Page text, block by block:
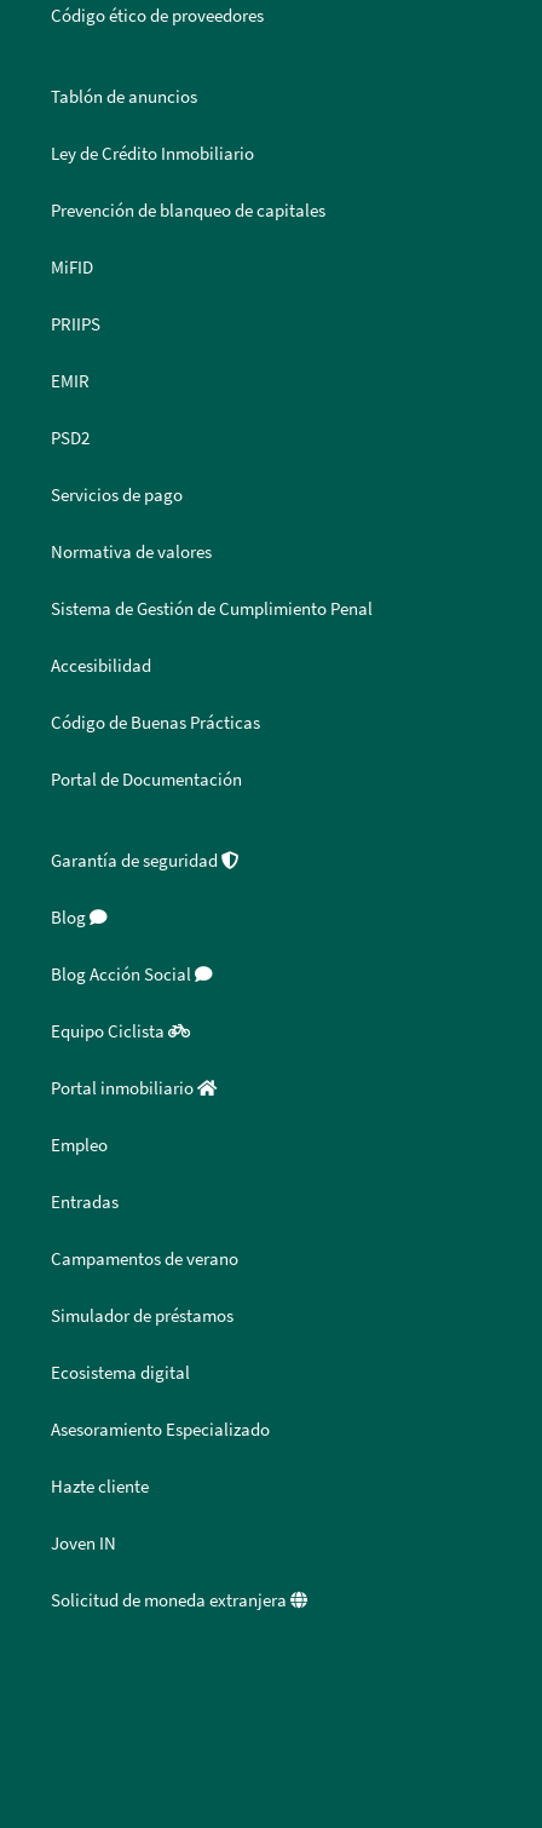
Código ético de proveedores
Tablón de anuncios
Ley de Crédito Inmobiliario
Prevención de blanqueo de capitales
MiFID
PRIIPS
EMIR
PSD2
Servicios de pago
Normativa de valores
Sistema de Gestión de Cumplimiento Penal
Accesibilidad
Código de Buenas Prácticas
Portal de Documentación
Garantía de seguridad
Blog
Blog Acción Social
Equipo Ciclista
Portal inmobiliario
Empleo
Entradas
Campamentos de verano
Simulador de préstamos
Ecosistema digital
Asesoramiento Especializado
Hazte cliente
Joven IN
Solicitud de moneda extranjera